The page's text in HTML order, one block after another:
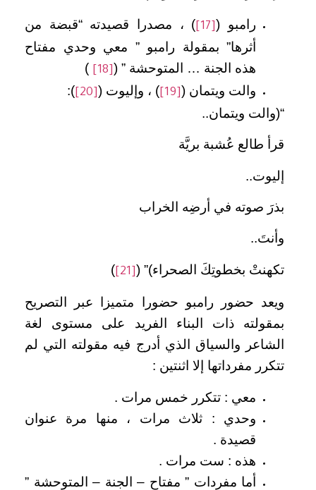
رامبو ([17]
) ، مصدرا قصيدته “قبضة من
أثرها” بمقولة رامبو ” معي وحدي مفتاح
هذه الجنة … المتوحشة ” ([18]
)
والت ويتمان ([19] ) ، وإليوت ([20]
):
“(والت ويتمان..
قرأ طالع عُشبة بريَّة
إليوت..
بذرَ صوته في أرضِه الخراب
وأنتَ..
تكهنتْ بخطوتِكَ الصحراء)” ( )
ويعد حضور رامبو حضورا متميزا عبر التصريح
بمقولته ذات البناء الفريد على مستوى لغة
الشاعر والسياق الذي أدرج فيه مقولته التي لم
تتكرر مفرداتها إلا اثنتين :
معي : تتكرر خمس مرات .
وحدي : ثلاث مرات ، منها مرة عنوان
قصيدة .
هذه : ست مرات .
أما مفردات ” مفتاح – الجنة – المتوحشة ”